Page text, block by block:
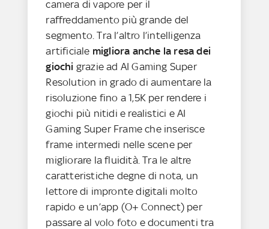
camera di vapore per il
raffreddamento più grande del
segmento. Tra l’altro l’intelligenza
artificiale migliora anche la resa dei
giochi grazie ad AI Gaming Super
Resolution in grado di aumentare la
risoluzione fino a 1,5K per rendere i
giochi più nitidi e realistici e AI
Gaming Super Frame che inserisce
frame intermedi nelle scene per
migliorare la fluidità. Tra le altre
caratteristiche degne di nota, un
lettore di impronte digitali molto
rapido e un’app (O+ Connect) per
passare al volo foto e documenti tra